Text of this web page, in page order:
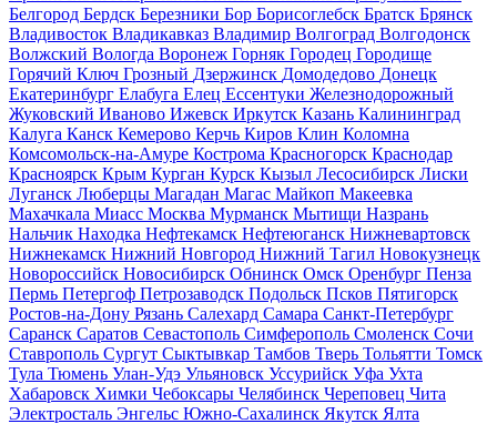
Белгород Бердск Березники Бор Борисоглебск Братск Брянск
Владивосток Владикавказ Владимир Волгоград Волгодонск
Волжский Вологда Воронеж Горняк Городец Городище
Горячий Ключ Грозный Дзержинск Домодедово Донецк
Екатеринбург Елабуга Елец Ессентуки Железнодорожный
Жуковский Иваново Ижевск Иркутск Казань Калининград
Калуга Канск Кемерово Керчь Киров Клин Коломна
Комсомольск-на-Амуре Кострома Красногорск Краснодар
Красноярск Крым Курган Курск Кызыл Лесосибирск Лиски
Луганск Люберцы Магадан Магас Майкоп Макеевка
Махачкала Миасс Москва Мурманск Мытищи Назрань
Нальчик Находка Нефтекамск Нефтеюганск Нижневартовск
Нижнекамск Нижний Новгород Нижний Тагил Новокузнецк
Новороссийск Новосибирск Обнинск Омск Оренбург Пенза
Пермь Петергоф Петрозаводск Подольск Псков Пятигорск
Ростов-на-Дону Рязань Салехард Самара Санкт-Петербург
Саранск Саратов Севастополь Симферополь Смоленск Сочи
Ставрополь Сургут Сыктывкар Тамбов Тверь Тольятти Томск
Тула Тюмень Улан-Удэ Ульяновск Уссурийск Уфа Ухта
Хабаровск Химки Чебоксары Челябинск Череповец Чита
Электросталь Энгельс Южно-Сахалинск Якутск Ялта